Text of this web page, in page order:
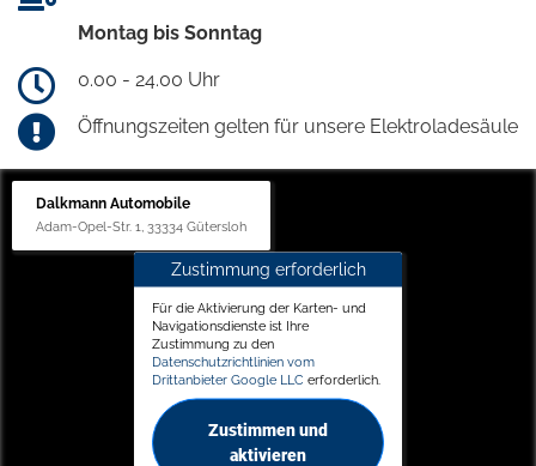
Montag bis Sonntag
0.00 - 24.00 Uhr
Öffnungszeiten gelten für unsere Elektroladesäule
Dalkmann Automobile
Adam-Opel-Str. 1, 33334 Gütersloh
Zustimmung erforderlich
Für die Aktivierung der Karten- und
Navigationsdienste ist Ihre
Zustimmung zu den
Datenschutzrichtlinien vom
Drittanbieter Google LLC erforderlich.
Zustimmen und
aktivieren